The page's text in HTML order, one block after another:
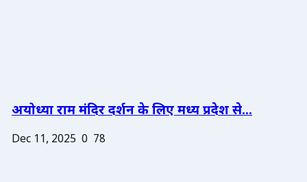
अयोध्या राम मंदिर दर्शन के लिए मध्य प्रदेश से...
Dec 11, 2025 0 78